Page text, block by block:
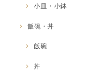
小皿・小鉢
飯碗・丼
飯碗
丼